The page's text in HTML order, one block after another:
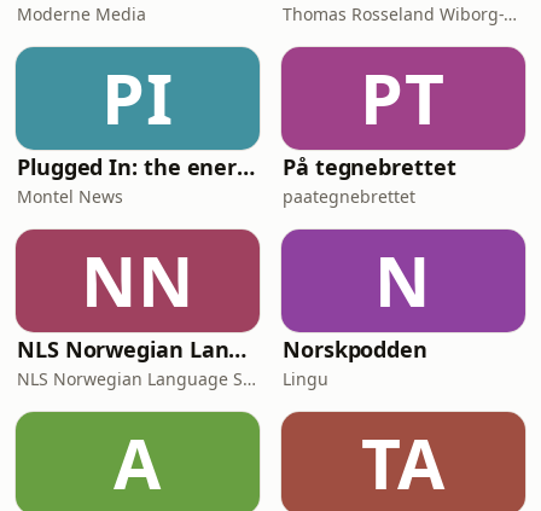
Moderne Media Thomas Rosseland Wiborg-Thune
PI
Plugged In: the energy news podcast
Montel News
PT
På tegnebrettet
paategnebrettet
NN
NLS Norwegian Language Learning Podcast
NLS Norwegian Language School
N
Norskpodden
Lingu
A TA